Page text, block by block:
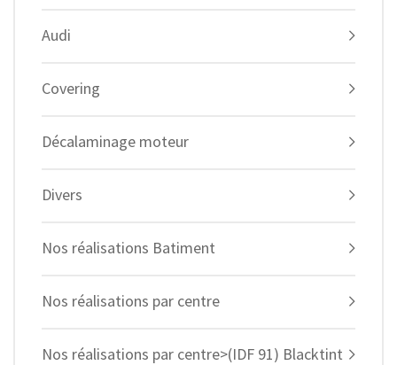
Audi
Covering
Décalaminage moteur
Divers
Nos réalisations Batiment
Nos réalisations par centre
Nos réalisations par centre>(IDF 91) Blacktint